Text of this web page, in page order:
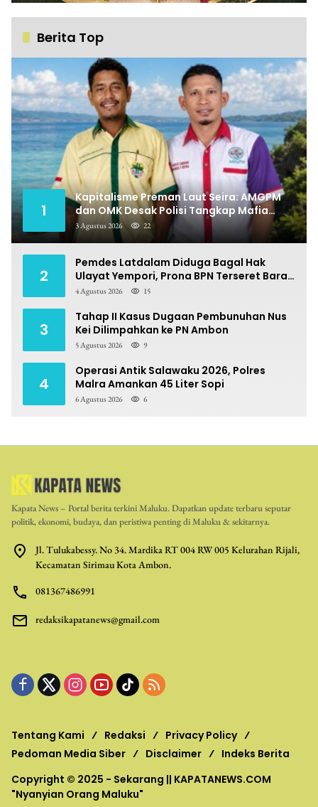
Berita Top
1
Kapitalisme Preman Laut Seira: AMGPM
dan OMK Desak Polisi Tangkap Mafia
Pungli
3 Agustus 2026 22
2
Pemdes Latdalam Diduga Bagal Hak
Ulayat Yempori, Prona BPN Terseret Bara
Sengketa
4 Agustus 2026 15
3
Tahap II Kasus Dugaan Pembunuhan Nus
Kei Dilimpahkan ke PN Ambon
5 Agustus 2026 9
4
Operasi Antik Salawaku 2026, Polres
Malra Amankan 45 Liter Sopi
6 Agustus 2026 6
Kapata News – Portal berita terkini Maluku. Dapatkan update terbaru seputar
politik, ekonomi, budaya, dan peristiwa penting di Maluku & sekitarnya.
Jl. Tulukabessy. No 34. Mardika RT 004 RW 005 Kelurahan Rijali,
Kecamatan Sirimau Kota Ambon.
081367486991
redaksikapatanews@gmail.com
Tentang Kami Redaksi
Privacy Policy
Pedoman Media Siber
Disclaimer
Indeks Berita
Copyright © 2025 - Sekarang || KAPATANEWS.COM
"Nyanyian Orang Maluku"